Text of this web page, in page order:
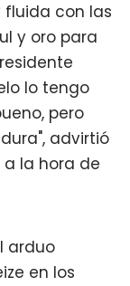
con las
y oro para
lo tengo
pero
advirtió
la hora de
arduo
en los